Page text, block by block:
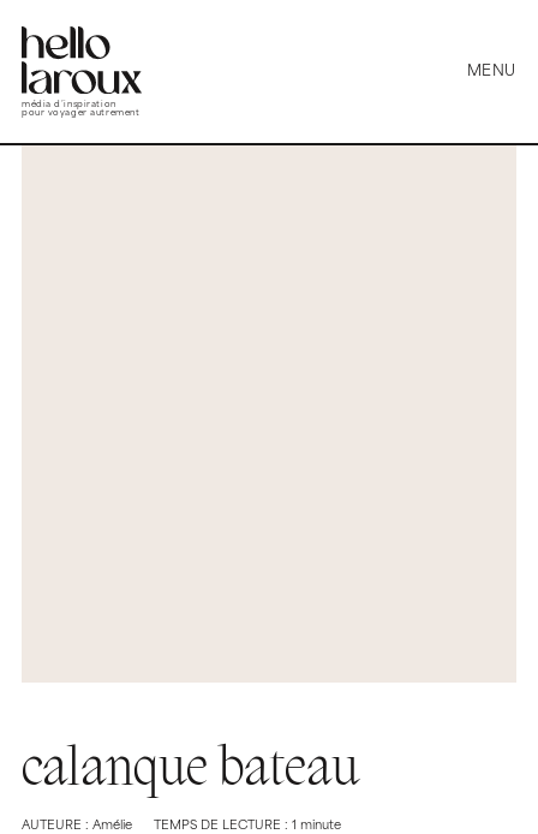
média d’inspiration
pour voyager autrement
MENU
calanque bateau
AUTEURE : Amélie TEMPS DE LECTURE : 1 minute